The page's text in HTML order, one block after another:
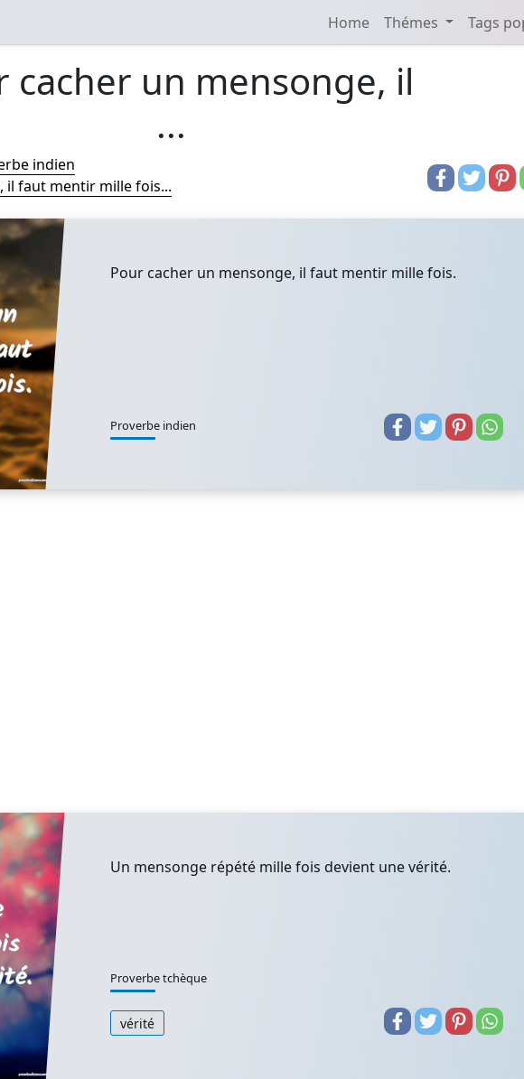
Home Thémes Tags
cacher un mensonge, il
...
indien
il faut mentir mille fois...
Pour cacher un mensonge, il faut mentir mille fois.
Proverbe indien
Un mensonge répété mille fois devient une vérité.
Proverbe tchèque
vérité